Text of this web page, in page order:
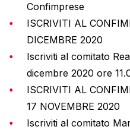
Confimprese
ISCRIVITI AL
DICEMBRE 2020
Iscriviti al comitato
dicembre 2020 ore
ISCRIVITI AL
17 NOVEMBRE 2020
Iscriviti al comitato